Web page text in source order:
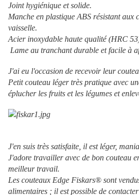
Joint hygiénique et solide.
Manche en plastique ABS résistant aux
vaisselle.
Acier inoxydable haute qualité (HRC
Lame au tranchant durable et facile à
J'ai eu l'occasion de recevoir leur
Petit couteau léger très pratique avec
éplucher les fruits et les légumes et
J'en suis très satisfaite, il est léger,
J'adore travailler avec de bon couteau
meilleur travail.
Les couteaux Edge Fiskars® sont
alimentaires ; il est possible de